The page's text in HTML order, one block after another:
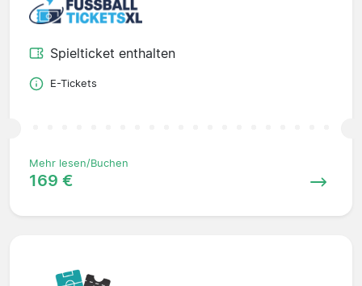
Spielticket enthalten
E-Tickets
Mehr lesen/Buchen
169 €